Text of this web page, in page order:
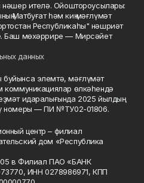
нәшер ителә. Ойоштороусылары:
Матбуғат һәм киң мәғлүмәт
Республикаһы" нәшриәт
Баш мөхәррире — Мирсәйет
данных
буйынса элемтә, мәғлүмәт
коммуникациялар өлкәһендә
идаралығында 2025 йылдың
номеры — ПИ №ТУ02-01806.
центр – филиал
дом «Республика
в Филиал ПАО «БАНК
ИНН 0278986971, КПП